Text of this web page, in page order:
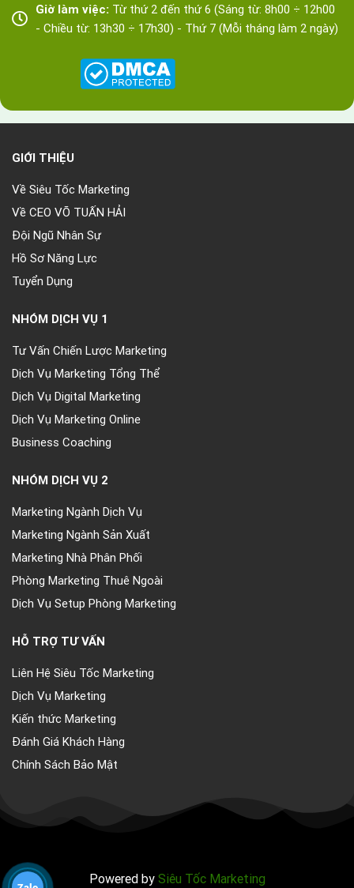
Giờ làm việc: Từ thứ 2 đến thứ 6 (Sáng từ: 8h00 ÷ 12h00
- Chiều từ: 13h30 ÷ 17h30) - Thứ 7 (Mỗi tháng làm 2 ngày)
Về CEO VÕ TUẤN HẢI
Hồ Sơ Năng Lực
Tuyển Dụng
Dịch Vụ Marketing Tổng Thể
Dịch Vụ Digital Marketing
Dịch Vụ Marketing Online
Business Coaching
Marketing Ngành Sản Xuất
Marketing Nhà Phân Phối
Phòng Marketing Thuê Ngoài
Dịch Vụ Setup Phòng Marketing
Dịch Vụ Marketing
Kiến thức Marketing
Đánh Giá Khách Hàng